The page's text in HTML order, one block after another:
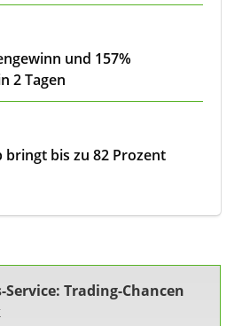
und 157%
2 Tagen
bringt bis zu 82 Prozent
Service: Trading-Chancen